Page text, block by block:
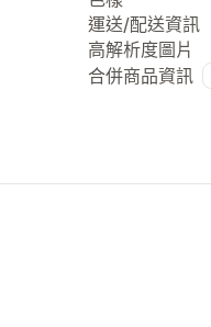
運送/配送資訊
高解析度圖片
合併商品資訊